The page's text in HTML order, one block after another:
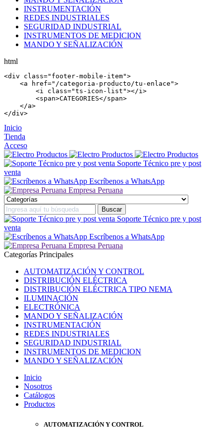
INSTRUMENTACIÓN
REDES INDUSTRIALES
SEGURIDAD INDUSTRIAL
INSTRUMENTOS DE MEDICION
MANDO Y SEÑALIZACIÓN
html
<div class="footer-mobile-item">
    <
a href="/categoria-producto/tu-enlace">
        <
i class="ts-icon-list"></i >
        <
span>CATEGORIES</span>
    </
a>
</div>
Inicio
Tienda
Acceso
Soporte Técnico pre y post
venta
Escríbenos a WhatsApp
Empresa Peruana
Soporte Técnico pre y post
venta
Escríbenos a WhatsApp
Empresa Peruana
Categorías Principales
AUTOMATIZACIÓN Y CONTROL
DISTRIBUCIÓN ELÉCTRICA
DISTRIBUCIÓN ELÉCTRICA TIPO NEMA
ILUMINACIÓN
ELECTRÓNICA
MANDO Y SEÑALIZACIÓN
INSTRUMENTACIÓN
REDES INDUSTRIALES
SEGURIDAD INDUSTRIAL
INSTRUMENTOS DE MEDICION
MANDO Y SEÑALIZACIÓN
Inicio
Nosotros
Catálogos
Productos
AUTOMATIZACIÓN Y CONTROL